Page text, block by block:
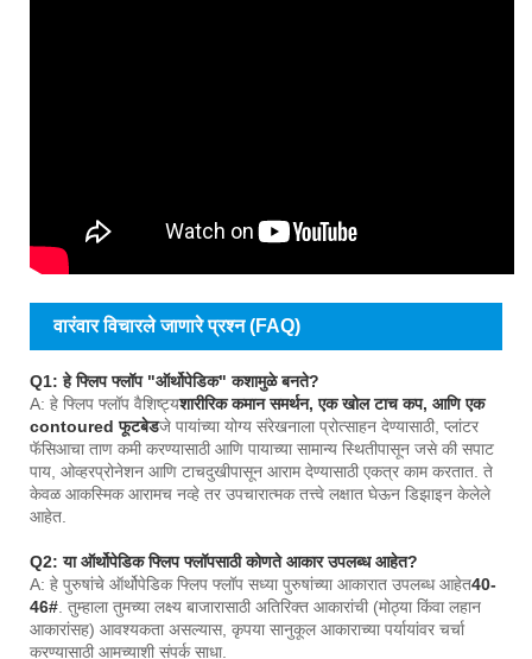
वारंवार विचारले जाणारे प्रश्न (FAQ)
Q1: हे फ्लिप फ्लॉप "ऑर्थोपेडिक" कशामुळे बनते?
A: हे फ्लिप फ्लॉप वैशिष्ट्यशारीरिक कमान समर्थन, एक खोल टाच कप, आणि एक
contoured फूटबेडजे पायांच्या योग्य संरेखनाला प्रोत्साहन देण्यासाठी, प्लांटर
फॅसिआचा ताण कमी करण्यासाठी आणि पायाच्या सामान्य स्थितीपासून जसे की सपाट
पाय, ओव्हरप्रोनेशन आणि टाचदुखीपासून आराम देण्यासाठी एकत्र काम करतात. ते
केवळ आकस्मिक आरामच नव्हे तर उपचारात्मक तत्त्वे लक्षात घेऊन डिझाइन केलेले
आहेत.
Q2: या ऑर्थोपेडिक फ्लिप फ्लॉपसाठी कोणते आकार उपलब्ध आहेत?
A: हे पुरुषांचे ऑर्थोपेडिक फ्लिप फ्लॉप सध्या पुरुषांच्या आकारात उपलब्ध आहेत40-
46#. तुम्हाला तुमच्या लक्ष्य बाजारासाठी अतिरिक्त आकारांची (मोठ्या किंवा लहान
आकारांसह) आवश्यकता असल्यास, कृपया सानुकूल आकाराच्या पर्यायांवर चर्चा
करण्यासाठी आमच्याशी संपर्क साधा.